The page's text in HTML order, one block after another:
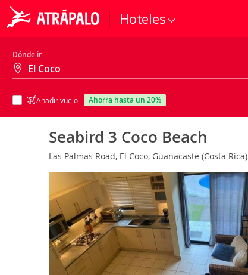
Hoteles
Dónde ir
Añadir vuelo ahorra hasta un 20%
Seabird 3 Coco Beach
Las Palmas Road, El Coco, Guanacaste (Costa Rica)